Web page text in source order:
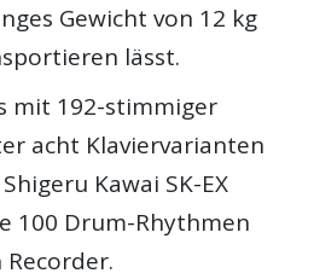
Gewicht von 12 kg
lässt.
mit 192-stimmiger
acht Klaviervarianten
Kawai SK-EX
100 Drum-Rhythmen